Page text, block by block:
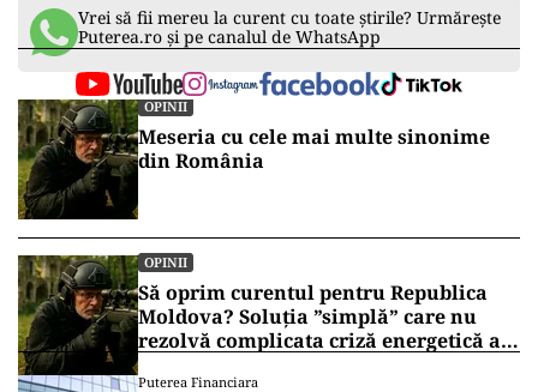
Vrei să fii mereu la curent cu toate știrile? Urmărește
Puterea.ro și pe canalul de WhatsApp
OPINII
Meseria cu cele mai multe sinonime
din România
OPINII
Să oprim curentul pentru Republica
Moldova? Soluția ”simplă” care nu
rezolvă complicata criză energetică a
Puterea Financiara